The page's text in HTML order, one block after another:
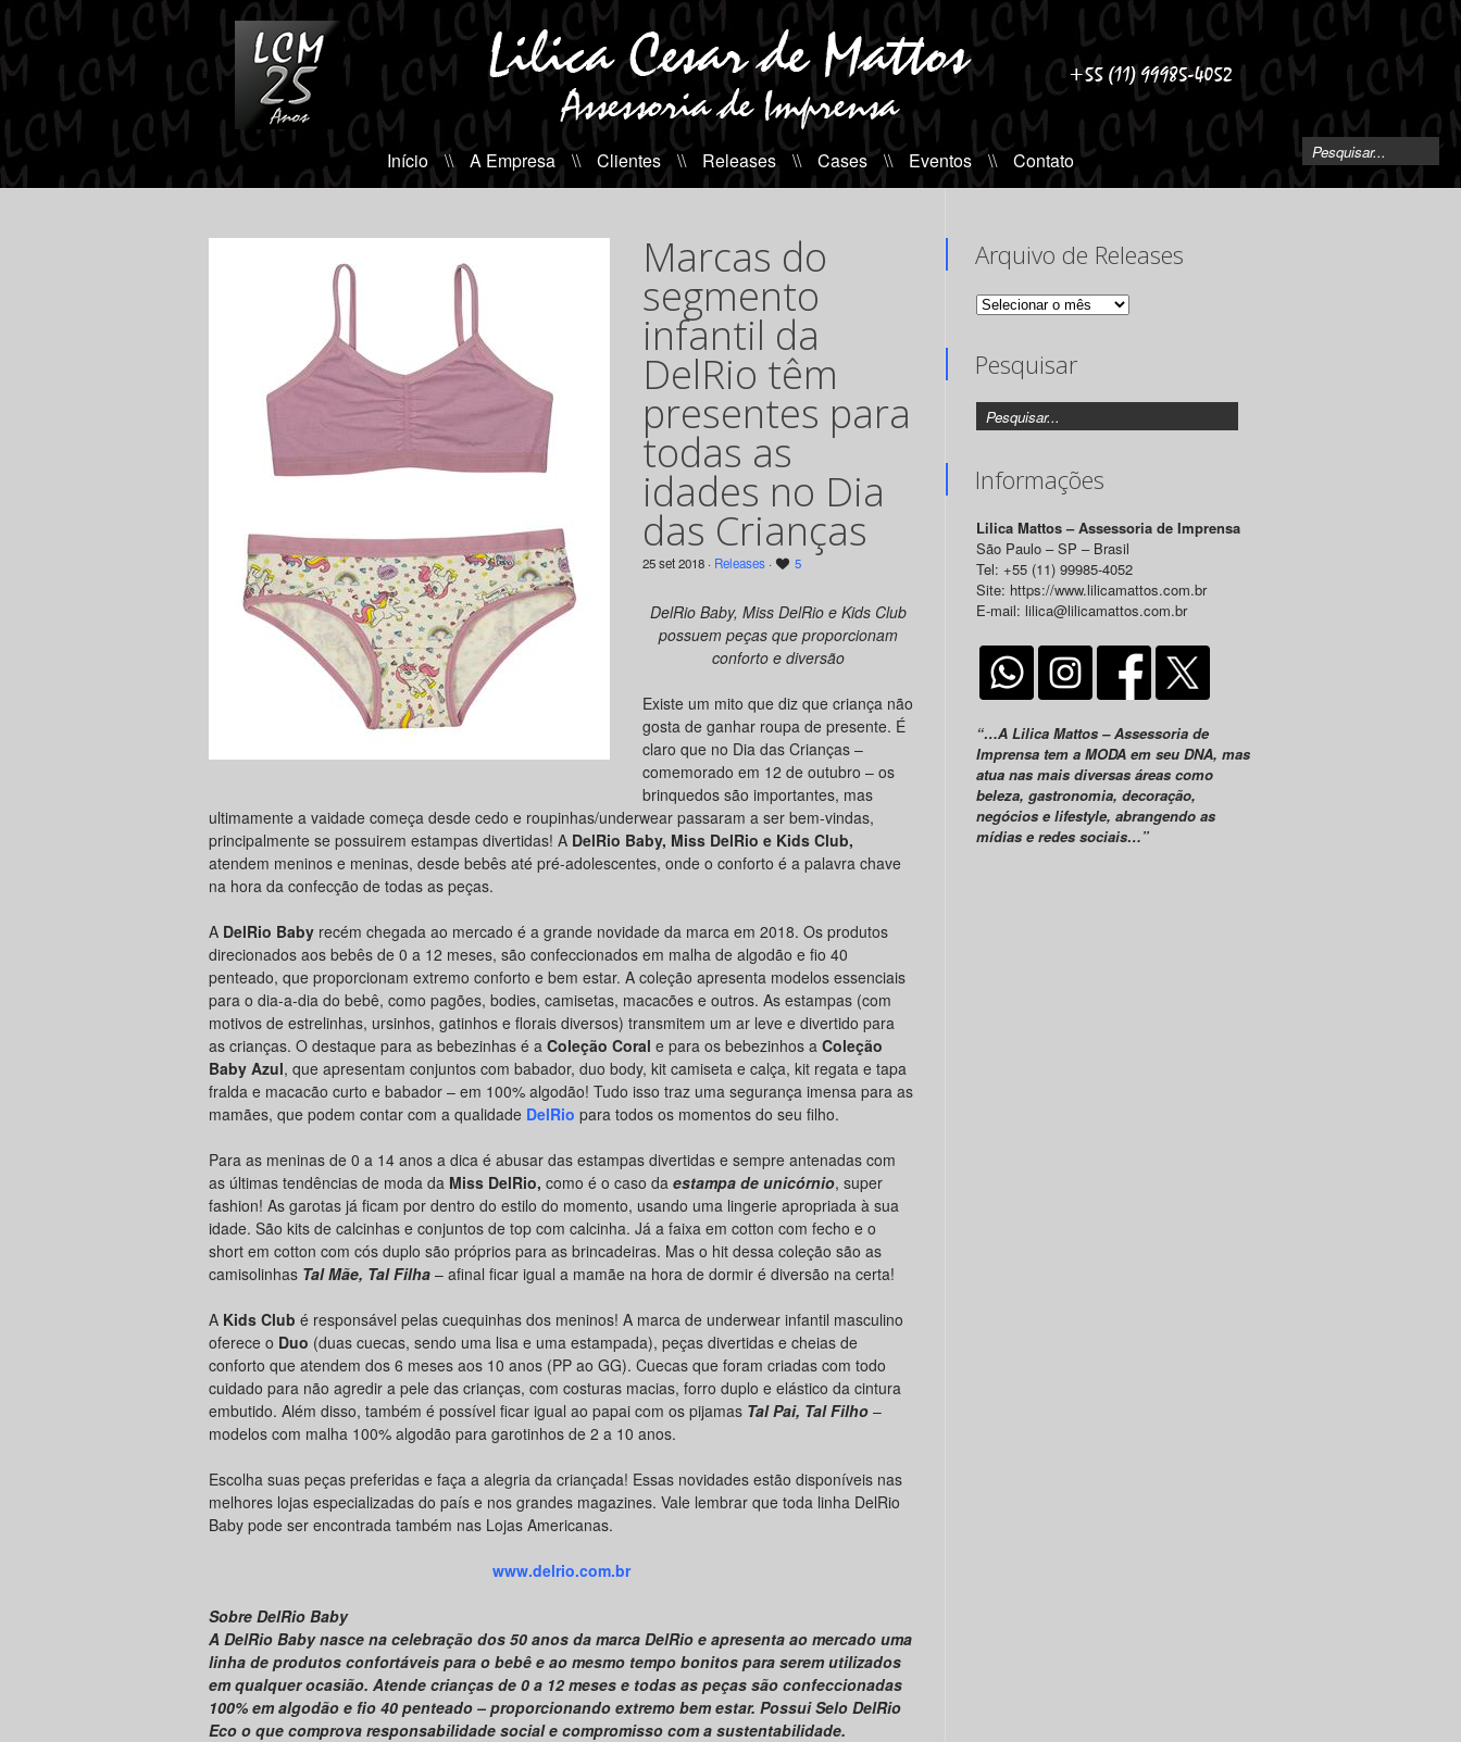
Início \\ A Empresa \\ Clientes \\ Releases \\ Cases \\ Eventos \\ Contato
Marcas do
segmento
infantil da
DelRio têm
presentes para
todas as
idades no Dia
das Crianças
25 set 2018 · Releases · 5
DelRio Baby, Miss DelRio e Kids Club
possuem peças que proporcionam
conforto e diversão
Existe um mito que diz que criança não
gosta de ganhar roupa de presente. É
claro que no Dia das Crianças –
comemorado em 12 de outubro – os
brinquedos são importantes, mas
ultimamente a vaidade começa desde cedo e roupinhas/underwear passaram a ser bem-vindas,
principalmente se possuirem estampas divertidas! A DelRio Baby, Miss DelRio e Kids Club,
atendem meninos e meninas, desde bebês até pré-adolescentes, onde o conforto é a palavra chave
na hora da confecção de todas as peças.
A DelRio Baby recém chegada ao mercado é a grande novidade da marca em 2018. Os produtos
direcionados aos bebês de 0 a 12 meses, são confeccionados em malha de algodão e fio 40
penteado, que proporcionam extremo conforto e bem estar. A coleção apresenta modelos essenciais
para o dia-a-dia do bebê, como pagões, bodies, camisetas, macacões e outros. As estampas (com
motivos de estrelinhas, ursinhos, gatinhos e florais diversos) transmitem um ar leve e divertido para
as crianças. O destaque para as bebezinhas é a Coleção Coral e para os bebezinhos a Coleção
Baby Azul, que apresentam conjuntos com babador, duo body, kit camiseta e calça, kit regata e tapa
fralda e macacão curto e babador – em 100% algodão! Tudo isso traz uma segurança imensa para as
mamães, que podem contar com a qualidade DelRio para todos os momentos do seu filho.
Para as meninas de 0 a 14 anos a dica é abusar das estampas divertidas e sempre antenadas com
as últimas tendências de moda da Miss DelRio, como é o caso da estampa de unicórnio, super
fashion! As garotas já ficam por dentro do estilo do momento, usando uma lingerie apropriada à sua
idade. São kits de calcinhas e conjuntos de top com calcinha. Já a faixa em cotton com fecho e o
short em cotton com cós duplo são próprios para as brincadeiras. Mas o hit dessa coleção são as
camisolinhas Tal Mãe, Tal Filha – afinal ficar igual a mamãe na hora de dormir é diversão na certa!
A Kids Club é responsável pelas cuequinhas dos meninos! A marca de underwear infantil masculino
oferece o Duo (duas cuecas, sendo uma lisa e uma estampada), peças divertidas e cheias de
conforto que atendem dos 6 meses aos 10 anos (PP ao GG). Cuecas que foram criadas com todo
cuidado para não agredir a pele das crianças, com costuras macias, forro duplo e elástico da cintura
embutido. Além disso, também é possível ficar igual ao papai com os pijamas Tal Pai, Tal Filho –
modelos com malha 100% algodão para garotinhos de 2 a 10 anos.
Escolha suas peças preferidas e faça a alegria da criançada! Essas novidades estão disponíveis nas
melhores lojas especializadas do país e nos grandes magazines. Vale lembrar que toda linha DelRio
Baby pode ser encontrada também nas Lojas Americanas.
www.delrio.com.br
Sobre DelRio Baby
A DelRio Baby nasce na celebração dos 50 anos da marca DelRio e apresenta ao mercado uma
linha de produtos confortáveis para o bebê e ao mesmo tempo bonitos para serem utilizados
em qualquer ocasião. Atende crianças de 0 a 12 meses e todas as peças são confeccionadas
100% em algodão e fio 40 penteado – proporcionando extremo bem estar. Possui Selo DelRio
Eco o que comprova responsabilidade social e compromisso com a sustentabilidade.
Arquivo de Releases
Arquivo
Pesquisar
Informações
Lilica Mattos – Assessoria de Imprensa
São Paulo – SP – Brasil
Tel: +55 (11) 99985-4052
Site: https://www.lilicamattos.com.br
E-mail: lilica@lilicamattos.com.br
“…A Lilica Mattos – Assessoria de
Imprensa tem a MODA em seu DNA, mas
atua nas mais diversas áreas como
beleza, gastronomia, decoração,
negócios e lifestyle, abrangendo as
mídias e redes sociais…”